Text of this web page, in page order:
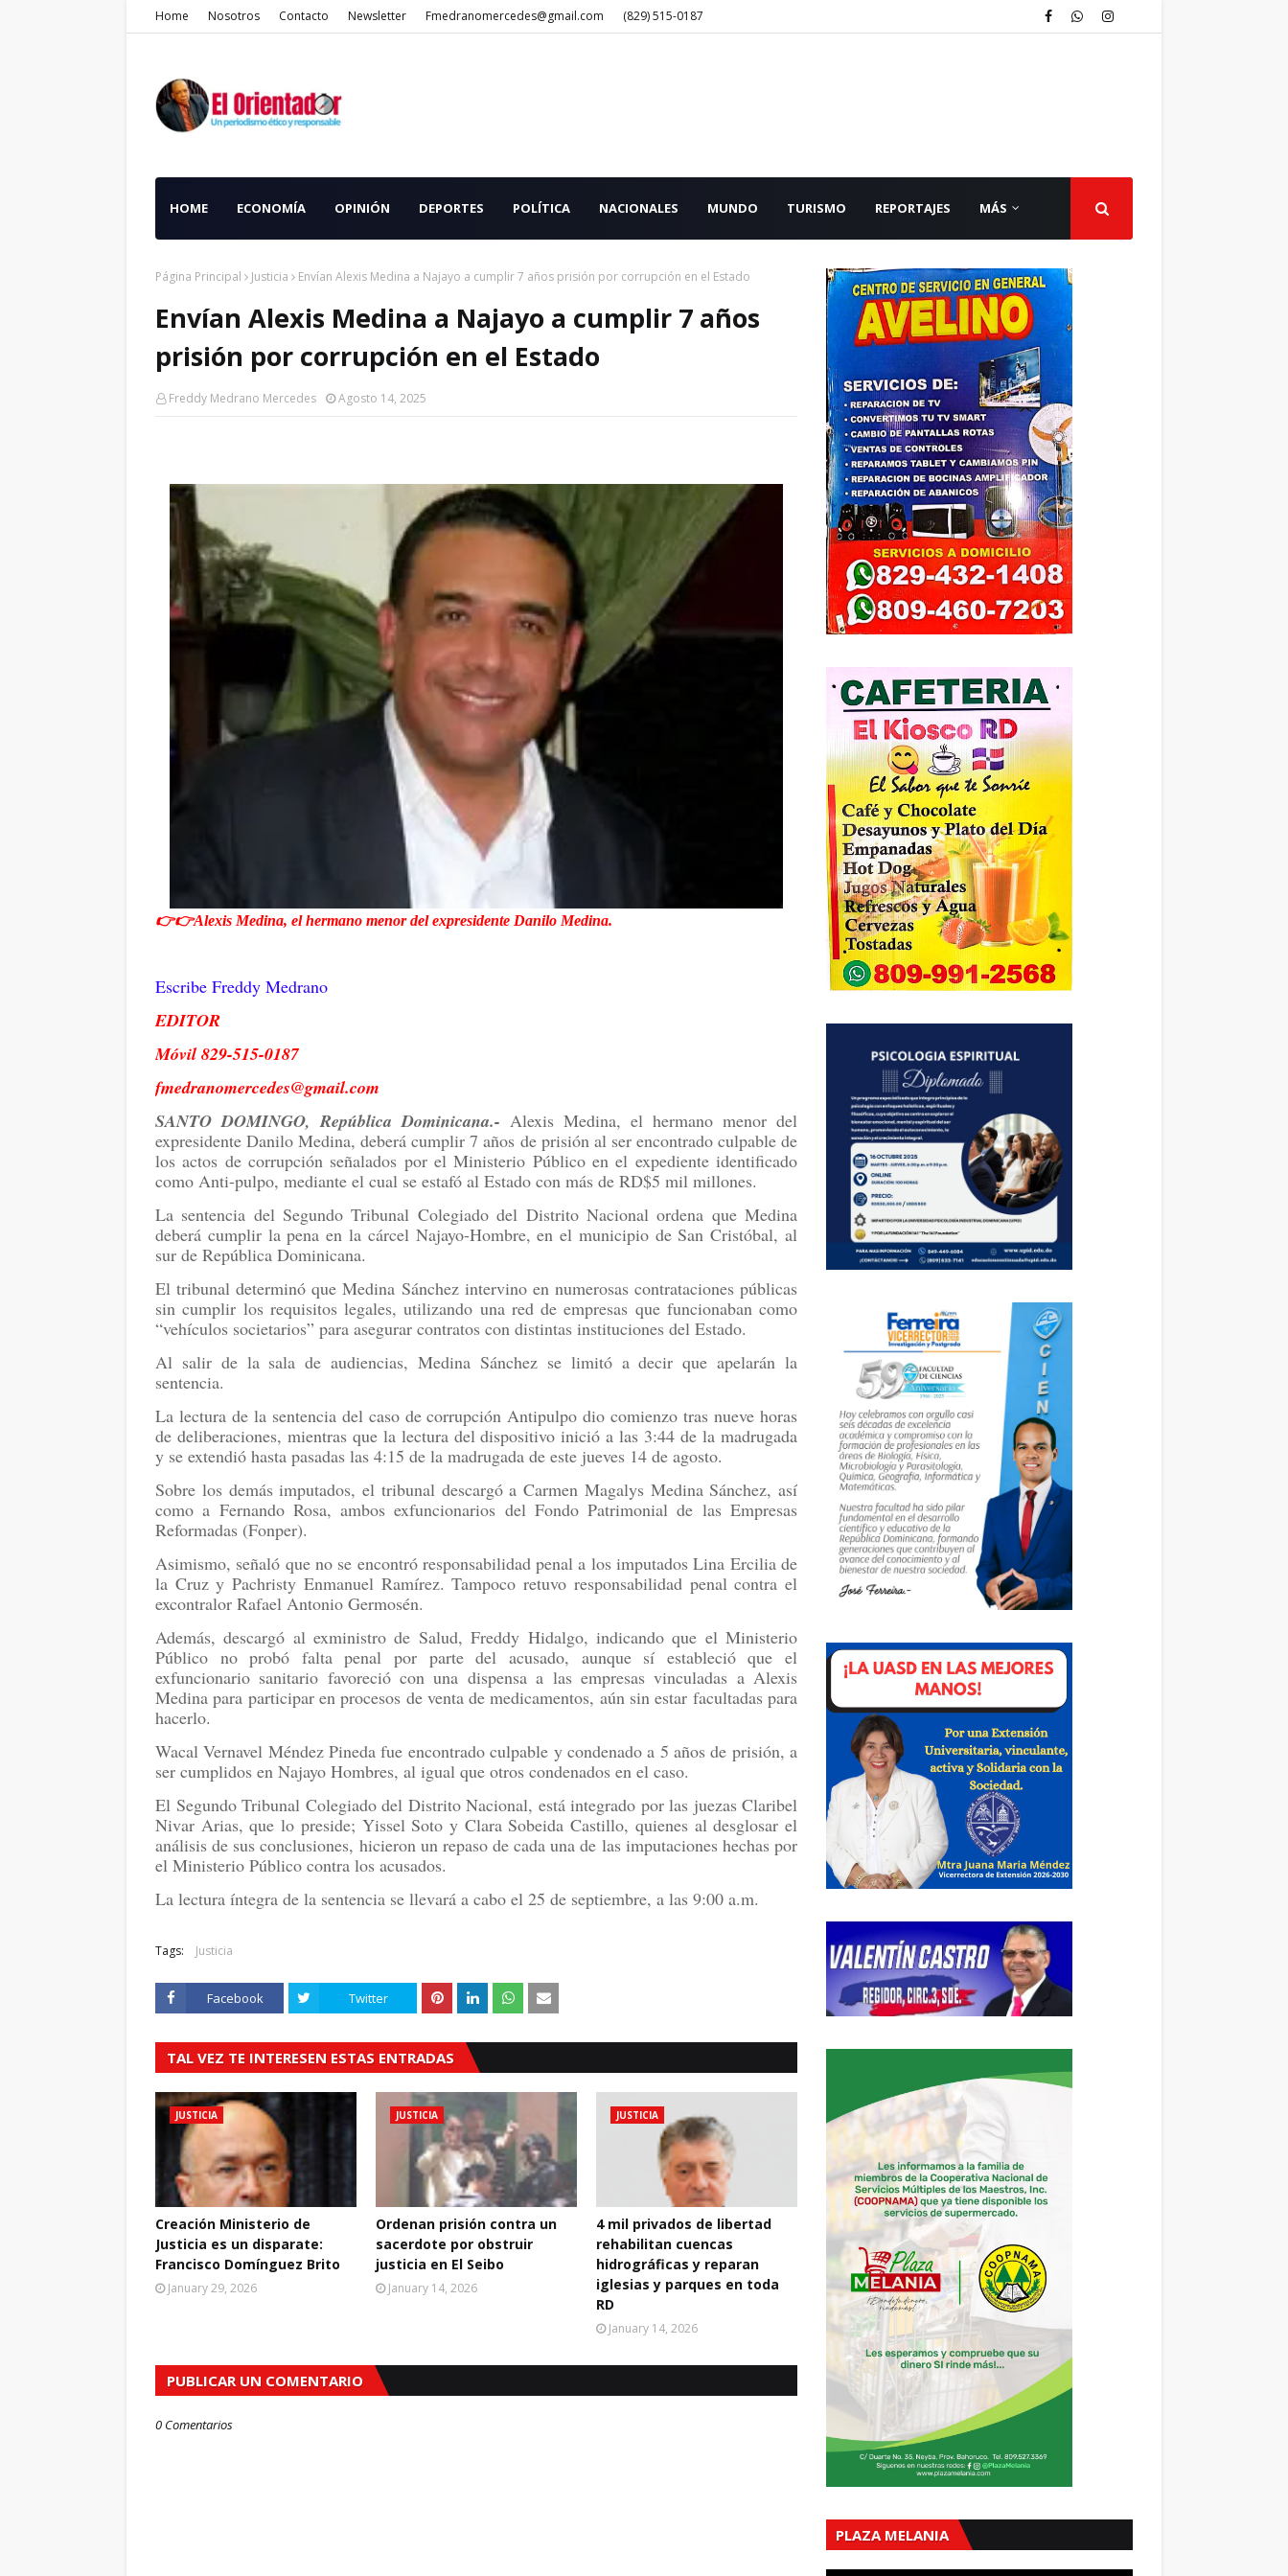
Home Nosotros Contacto Newsletter Fmedranomercedes@gmail.com (829) 515-0187
HOME ECONOMÍA OPINIÓN DEPORTES POLÍTICA NACIONALES MUNDO TURISMO REPORTAJES MÁS
Página Principal Justicia Envían Alexis Medina a Najayo a cumplir 7 años prisión por corrupción en el Estado
Envían Alexis Medina a Najayo a cumplir 7 años
prisión por corrupción en el Estado
Freddy Medrano Mercedes Agosto 14, 2025
👉👉Alexis Medina, el hermano menor del expresidente Danilo Medina.
Escribe Freddy Medrano
EDITOR
Móvil 829-515-0187
fmedranomercedes@gmail.com
SANTO DOMINGO, República Dominicana.- Alexis Medina, el hermano menor del
expresidente Danilo Medina, deberá cumplir 7 años de prisión al ser encontrado culpable de
los actos de corrupción señalados por el Ministerio Público en el expediente identificado
como Anti-pulpo, mediante el cual se estafó al Estado con más de RD$5 mil millones.
La sentencia del Segundo Tribunal Colegiado del Distrito Nacional ordena que Medina
deberá cumplir la pena en la cárcel Najayo-Hombre, en el municipio de San Cristóbal, al
sur de República Dominicana.
El tribunal determinó que Medina Sánchez intervino en numerosas contrataciones públicas
sin cumplir los requisitos legales, utilizando una red de empresas que funcionaban como
“vehículos societarios” para asegurar contratos con distintas instituciones del Estado.
Al salir de la sala de audiencias, Medina Sánchez se limitó a decir que apelarán la
sentencia.
La lectura de la sentencia del caso de corrupción Antipulpo dio comienzo tras nueve horas
de deliberaciones, mientras que la lectura del dispositivo inició a las 3:44 de la madrugada
y se extendió hasta pasadas las 4:15 de la madrugada de este jueves 14 de agosto.
Sobre los demás imputados, el tribunal descargó a Carmen Magalys Medina Sánchez, así
como a Fernando Rosa, ambos exfuncionarios del Fondo Patrimonial de las Empresas
Reformadas (Fonper).
Asimismo, señaló que no se encontró responsabilidad penal a los imputados Lina Ercilia de
la Cruz y Pachristy Enmanuel Ramírez. Tampoco retuvo responsabilidad penal contra el
excontralor Rafael Antonio Germosén.
Además, descargó al exministro de Salud, Freddy Hidalgo, indicando que el Ministerio
Público no probó falta penal por parte del acusado, aunque sí estableció que el
exfuncionario sanitario favoreció con una dispensa a las empresas vinculadas a Alexis
Medina para participar en procesos de venta de medicamentos, aún sin estar facultadas para
hacerlo.
Wacal Vernavel Méndez Pineda fue encontrado culpable y condenado a 5 años de prisión, a
ser cumplidos en Najayo Hombres, al igual que otros condenados en el caso.
El Segundo Tribunal Colegiado del Distrito Nacional, está integrado por las juezas Claribel
Nivar Arias, que lo preside; Yissel Soto y Clara Sobeida Castillo, quienes al desglosar el
análisis de sus conclusiones, hicieron un repaso de cada una de las imputaciones hechas por
el Ministerio Público contra los acusados.
La lectura íntegra de la sentencia se llevará a cabo el 25 de septiembre, a las 9:00 a.m.
Tags: Justicia
Facebook Twitter
TAL VEZ TE INTERESEN ESTAS ENTRADAS
JUSTICIA
Creación Ministerio de
Justicia es un disparate:
Francisco Domínguez Brito
January 29, 2026
JUSTICIA
Ordenan prisión contra un
sacerdote por obstruir
justicia en El Seibo
January 14, 2026
JUSTICIA
4 mil privados de libertad
rehabilitan cuencas
hidrográficas y reparan
iglesias y parques en toda
RD
January 14, 2026
PUBLICAR UN COMENTARIO
0 Comentarios
PLAZA MELANIA